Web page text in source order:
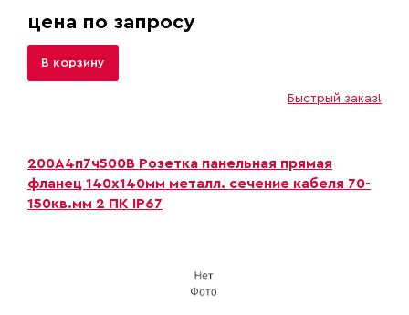
цена по запросу
В корзину
Быстрый заказ!
200А4п7ч500B Розетка панельная прямая
фланец 140х140мм металл. сечение кабеля 70-
150кв.мм 2 ПК IP67